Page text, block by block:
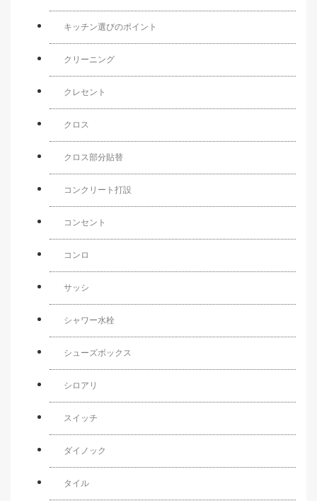
キッチン選びのポイント
クリーニング
クレセント
クロス
クロス部分貼替
コンクリート打設
コンセント
コンロ
サッシ
シャワー水栓
シューズボックス
シロアリ
スイッチ
ダイノック
タイル